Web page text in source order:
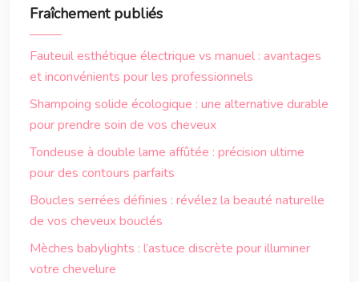
Fraîchement publiés
Fauteuil esthétique électrique vs manuel : avantages
et inconvénients pour les professionnels
Shampoing solide écologique : une alternative durable
pour prendre soin de vos cheveux
Tondeuse à double lame affûtée : précision ultime
pour des contours parfaits
Boucles serrées définies : révélez la beauté naturelle
de vos cheveux bouclés
Mèches babylights : l’astuce discrète pour illuminer
votre chevelure